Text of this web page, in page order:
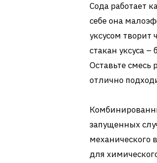
Сода работает
себе она
уксусом творит
стакан уксуса
Оставьте смесь
отлично
запущенных
механического
для